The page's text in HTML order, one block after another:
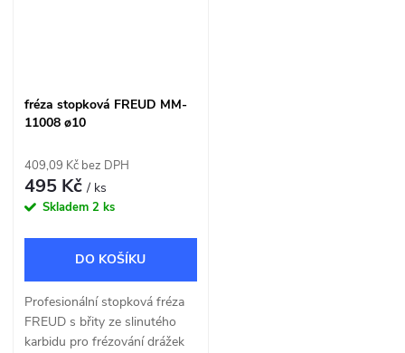
fréza stopková FREUD MM-
11008 ø10
409,09 Kč bez DPH
495 Kč/ ks
Skladem 2 ks
DO KOŠÍKU
Profesionální stopková fréza
FREUD s břity ze slinutého
karbidu pro frézování drážek